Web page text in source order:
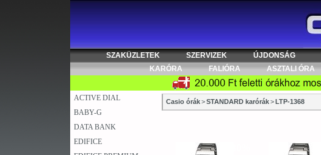
SZAKÜZLETEK SZERVIZEK ÚJDONSÁG
KARÓRA
FALIÓRA ASZTALI ÓRA
ACTIVE DIAL
BABY-G
DATA BANK
EDIFICE
Casio órák > STANDARD karórák > LTP-1368